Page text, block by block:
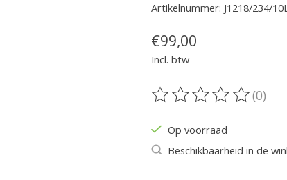
Artikelnummer: J1218/234/
€99,00
Incl. btw
De beoordeling van dit
(0)
Op voorraad
Beschikbaarheid in de